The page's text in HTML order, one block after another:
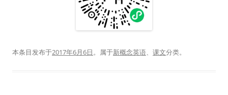
本条目发布于2017年6月6日。属于新概念英语、 课文分类。